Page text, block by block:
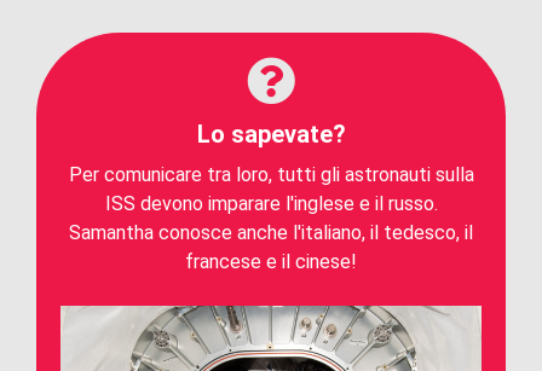
Lo sapevate?
Per comunicare tra loro, tutti gli astronauti sulla
ISS devono imparare l'inglese e il russo.
Samantha conosce anche l'italiano, il tedesco, il
francese e il cinese!